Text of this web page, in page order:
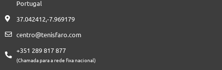
Portugal
37.042412,-7.969179
centro@tenisfaro.com
+351 289 817 877
(Chamada para a rede fixa nacional)